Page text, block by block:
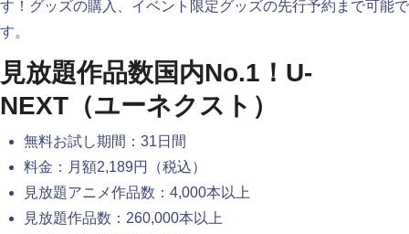
す！グッズの購入、イベント限定グッズの先行予約まで可能で
す。
見放題作品数国内No.1！U-
NEXT（ユーネクスト）
無料お試し期間：31日間
料金：月額2,189円（税込）
見放題アニメ作品数：4,000本以上
見放題作品数：260,000本以上